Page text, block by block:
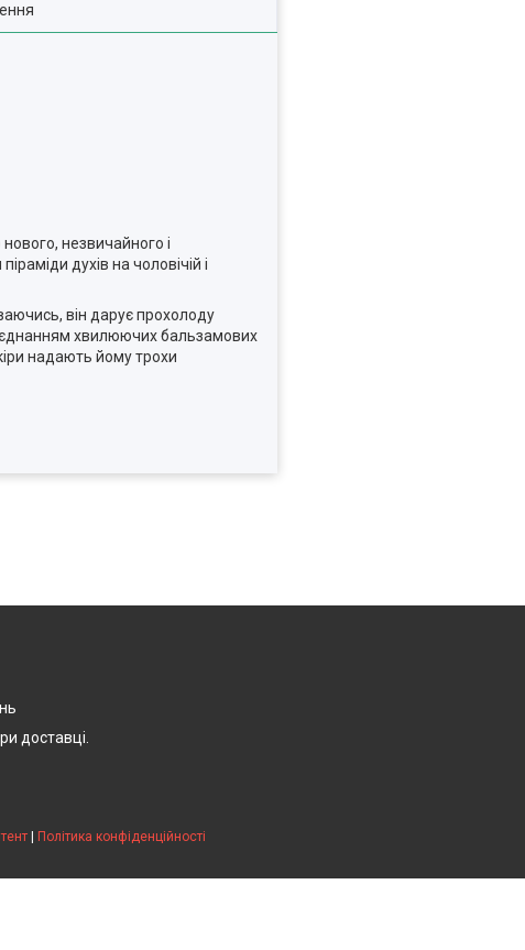
незвичайного і
духів на чоловічій і
він дарує прохолоду
хвилюючих бальзамових
надають йому трохи
доставці.
| Політика конфіденційності